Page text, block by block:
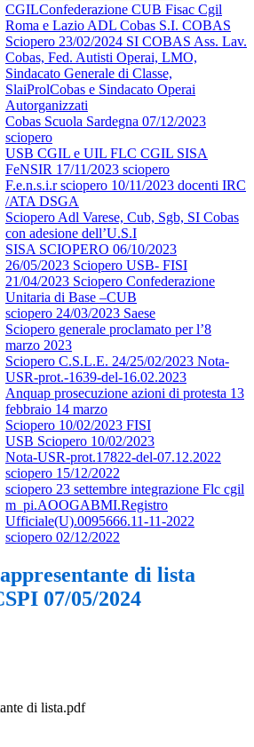
CGILConfederazione CUB Fisac Cgil
Roma e Lazio ADL Cobas S.I. COBAS
Sciopero 23/02/2024 SI COBAS Ass. Lav.
Cobas, Fed. Autisti Operai, LMO,
Sindacato Generale di Classe,
SlaiProlCobas e Sindacato Operai
Autorganizzati
Cobas Scuola Sardegna 07/12/2023
sciopero
USB CGIL e UIL FLC CGIL SISA
FeNSIR 17/11/2023 sciopero
F.e.n.s.i.r sciopero 10/11/2023 docenti IRC
/ATA DSGA
Sciopero Adl Varese, Cub, Sgb, SI Cobas
con adesione dell’U.S.I
SISA SCIOPERO 06/10/2023
26/05/2023 Sciopero USB- FISI
21/04/2023 Sciopero Confederazione
Unitaria di Base –CUB
sciopero 24/03/2023 Saese
Sciopero generale proclamato per l’8
marzo 2023
Sciopero C.S.L.E. 24/25/02/2023 Nota-
USR-prot.-1639-del-16.02.2023
Anquap prosecuzione azioni di protesta 13
febbraio 14 marzo
Sciopero 10/02/2023 FISI
USB Sciopero 10/02/2023
Nota-USR-prot.17822-del-07.12.2022
sciopero 15/12/2022
sciopero 23 settembre integrazione Flc cgil
m_pi.AOOGABMI.Registro
Ufficiale(U).0095666.11-11-2022
sciopero 02/12/2022
di lista
07/05/2024
di lista.pdf